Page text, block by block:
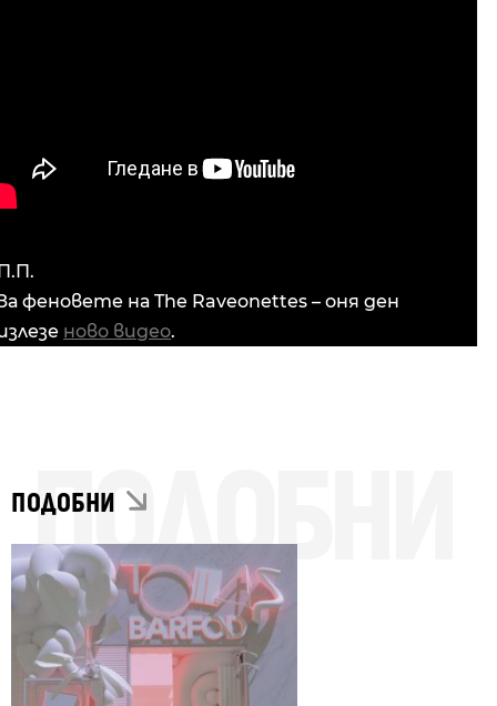
феновете на The Raveonettes – оня ден
ново видео.
ПОДОБНИ
ПОДОБНИ